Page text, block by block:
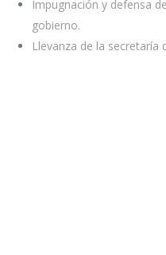
Impugnación y defensa
gobierno.
Llevanza de la secretaría